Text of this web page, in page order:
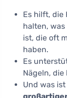
Es hilft, die
halten,
ist, die oft
haben.
Es
Nägeln,
Und was